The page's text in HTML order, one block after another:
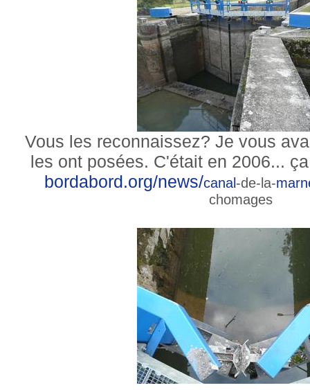
Vous les reconnaissez? Je vous
les ont posées. C'était en 2006...
bordabord.org/news/canal -de-la-
chomages